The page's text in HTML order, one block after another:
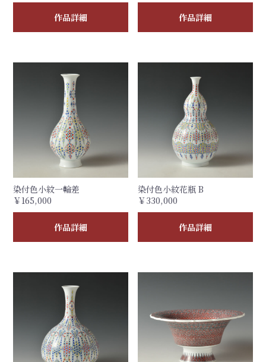
作品詳細 作品詳細
染付色小紋一輪差
￥165,000
作品詳細
染付色小紋花瓶 B
￥330,000
作品詳細